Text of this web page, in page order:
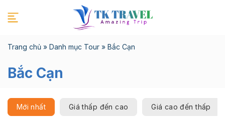
đến
dung
Trang chủ » Danh mục Tour » Bắc Cạn
Bắc Cạn
Mới nhất Giá thấp đến cao Giá cao đến thấp